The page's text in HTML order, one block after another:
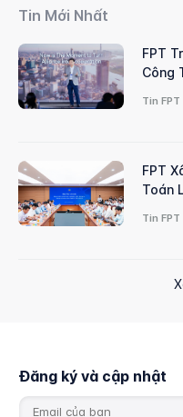
Tin Mới Nhất
FPT
Công
Tin
FPT
Toán
Tin
Đăng ký và cập nhật